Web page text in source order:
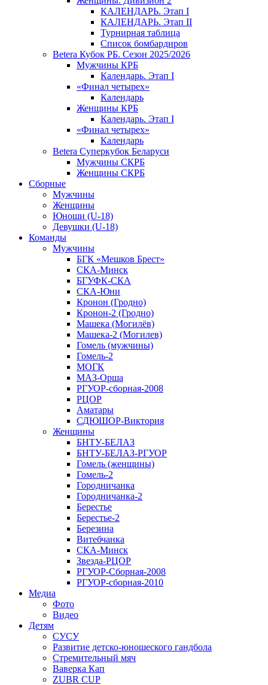
КАЛЕНДАРЬ. Этап I
КАЛЕНДАРЬ. Этап II
Турнирная таблица
Список бомбардиров
Betera Кубок РБ. Сезон 2025/2026
Мужчины КРБ
Календарь. Этап I
«Финал четырех»
Календарь
Женщины КРБ
Календарь. Этап I
«Финал четырех»
Календарь
Betera Суперкубок Беларуси
Мужчины СКРБ
Женщины СКРБ
Сборные
Мужчины
Женщины
Юноши (U-18)
Девушки (U-18)
Команды
Мужчины
БГК «Мешков Брест»
СКА-Минск
БГУФК-СКА
СКА-Юни
Кронон (Гродно)
Кронон-2 (Гродно)
Машека (Могилёв)
Машека-2 (Могилев)
Гомель (мужчины)
Гомель-2
МОГК
МАЗ-Орша
РГУОР-сборная-2008
РЦОР
Аматары
СДЮШОР-Виктория
Женщины
БНТУ-БЕЛАЗ
БНТУ-БЕЛАЗ-РГУОР
Гомель (женщины)
Гомель-2
Городничанка
Городничанка-2
Берестье
Берестье-2
Березина
Витебчанка
СКА-Минск
Звезда-РЦОР
РГУОР-Сборная-2008
РГУОР-сборная-2010
Медиа
Фото
Видео
Детям
СУСУ
Развитие детско-юношеского гандбола
Стремительный мяч
Ваверка Кап
ZUBR CUP